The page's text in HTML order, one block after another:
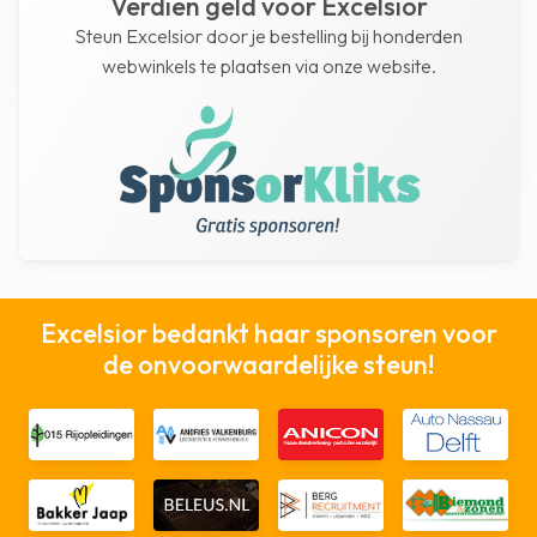
Steun Excelsior door je bestelling bij honderden
webwinkels te plaatsen via onze website.
Excelsior bedankt haar sponsoren voor
de onvoorwaardelijke steun!